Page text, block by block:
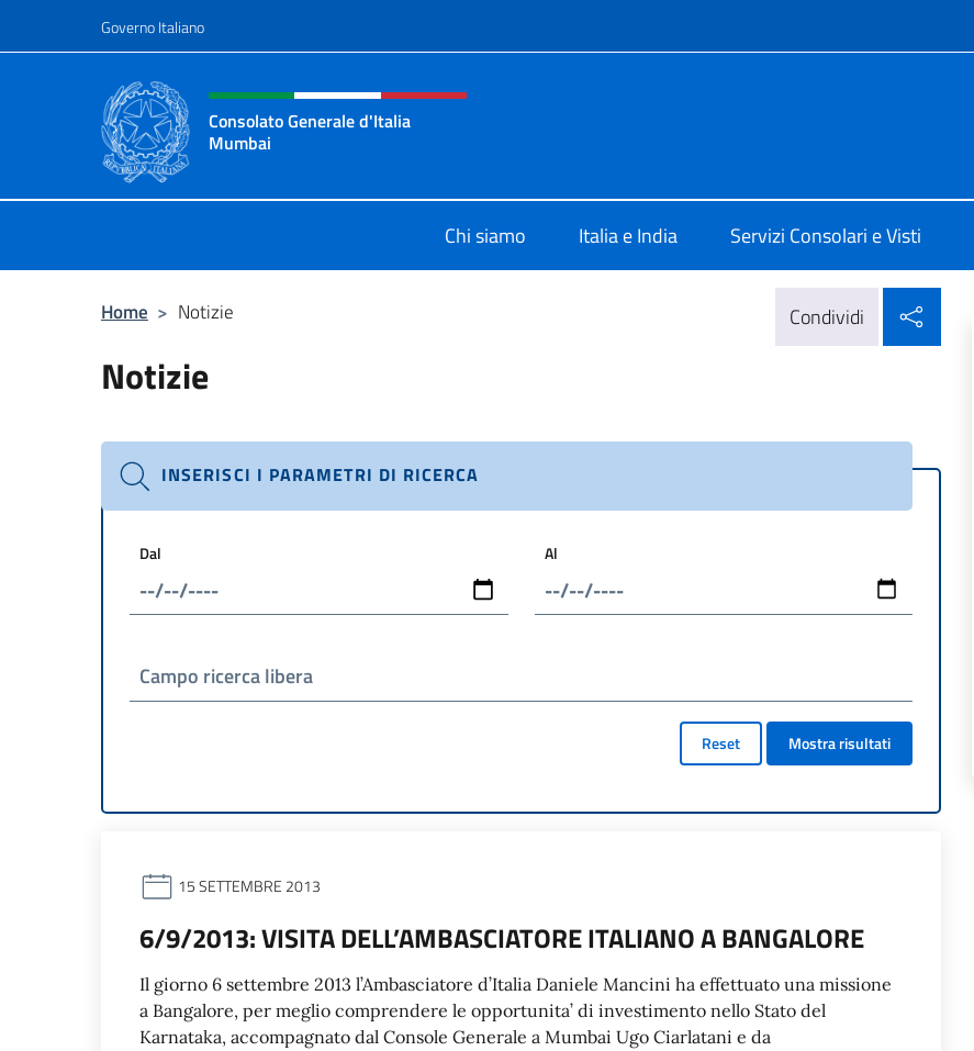
Governo Italiano
Intestazione sito, social e menù
Consolato Generale d'Italia
Mumbai
Chi siamo Italia e India Servizi Consolari e Visti
Home > Notizie Condividi
Notizie
INSERISCI I PARAMETRI DI RICERCA
Dal Al
Campo ricerca libera
Reset Mostra risultati
15 SETTEMBRE 2013
6/9/2013: VISITA DELL’AMBASCIATORE ITALIANO A BANGALORE
Il giorno 6 settembre 2013 l’Ambasciatore d’Italia Daniele Mancini ha effettuato una missione
a Bangalore, per meglio comprendere le opportunita’ di investimento nello Stato del
Karnataka, accompagnato dal Console Generale a Mumbai Ugo Ciarlatani e da